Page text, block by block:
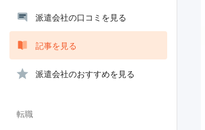
派遣会社の口コミを見る
記事を見る
派遣会社のおすすめを見る
転職